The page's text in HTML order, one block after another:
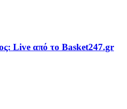
Live από το Basket247.gr